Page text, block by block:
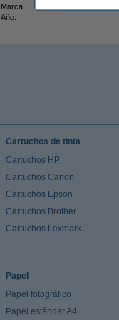
Marca:
Año:
Cartuchos de tinta
Cartuchos HP
Cartuchos Canon
Cartuchos Epson
Cartuchos Brother
Cartuchos Lexmark
Papel
Papel fotográfico
Papel estándar A4